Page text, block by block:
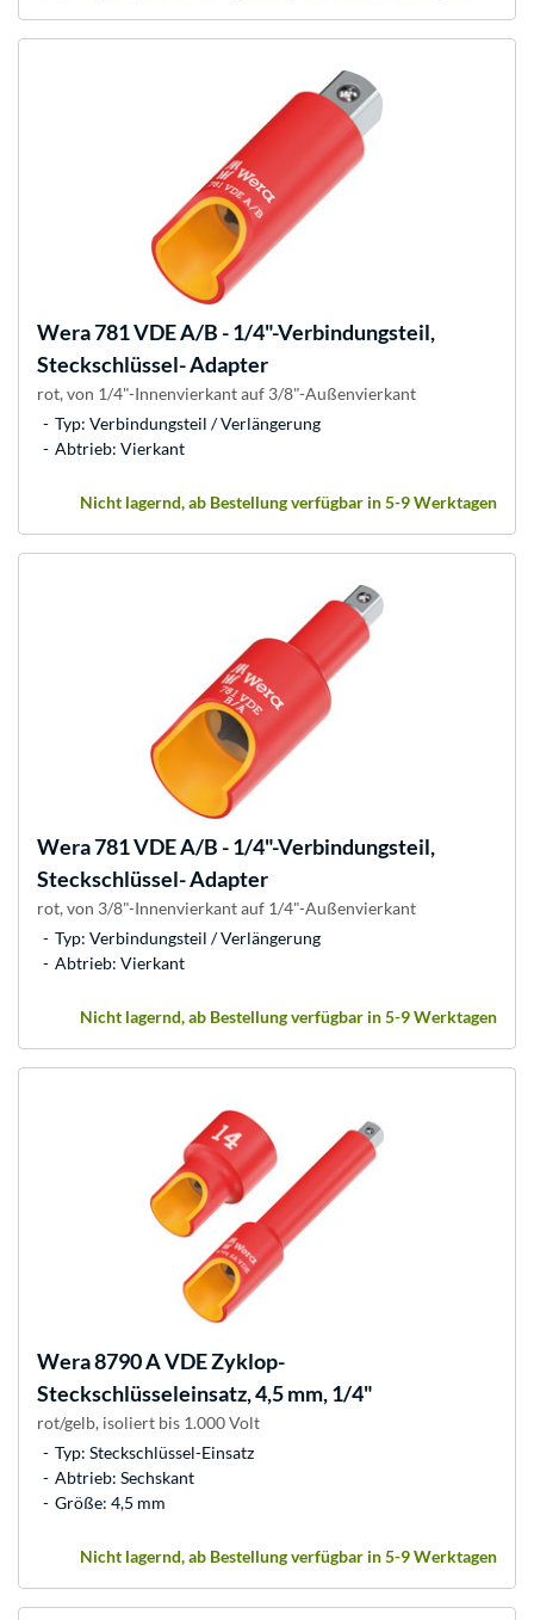
Wera781 VDE A/B - 1/4"-Verbindungsteil,
Steckschlüssel- Adapter
rot, von 1/4"-Innenvierkant auf 3/8"-Außenvierkant
Typ: Verbindungsteil / Verlängerung
Abtrieb: Vierkant
Nicht lagernd, ab Bestellung verfügbar in 5-9 Werktagen
Wera781 VDE A/B - 1/4"-Verbindungsteil,
Steckschlüssel- Adapter
rot, von 3/8"-Innenvierkant auf 1/4"-Außenvierkant
Typ: Verbindungsteil / Verlängerung
Abtrieb: Vierkant
Nicht lagernd, ab Bestellung verfügbar in 5-9 Werktagen
Wera8790 A VDE Zyklop-
Steckschlüsseleinsatz, 4,5 mm, 1/4"
rot/gelb, isoliert bis 1.000 Volt
Typ: Steckschlüssel-Einsatz
Abtrieb: Sechskant
Größe: 4,5 mm
Nicht lagernd, ab Bestellung verfügbar in 5-9 Werktagen